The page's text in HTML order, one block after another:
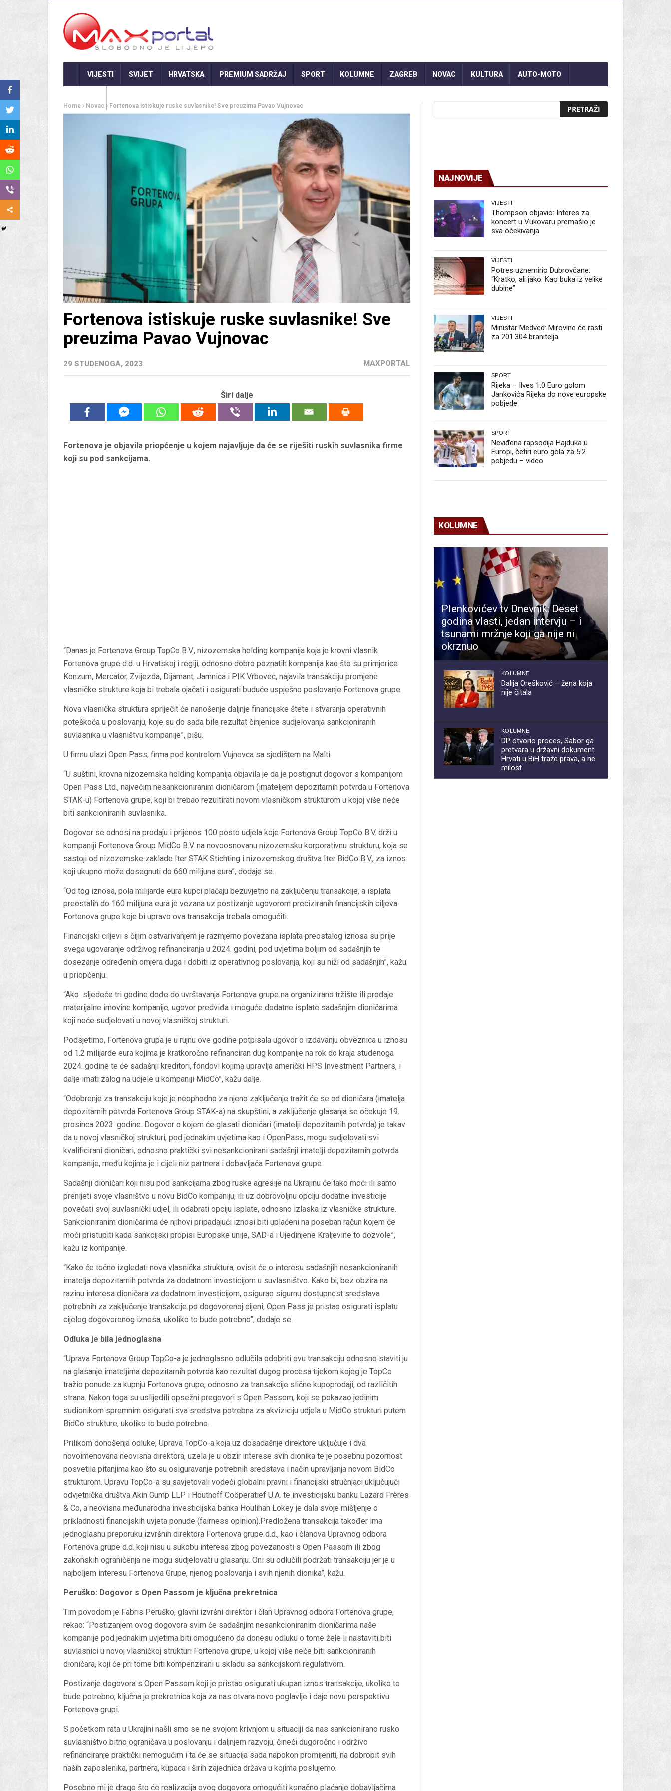
VIJESTI SVIJET HRVATSKA PREMIUM SADRŽAJ SPORT KOLUMNE ZAGREB NOVAC KULTURA AUTO-MOTO
Home Novac Fortenova istiskuje ruske suvlasnike! Sve preuzima Pavao Vujnovac
Fortenova istiskuje ruske suvlasnike! Sve
preuzima Pavao Vujnovac
29 STUDENOGA, 2023 MAXPORTAL
Širi dalje
Fortenova je objavila priopćenje u kojem najavljuje da će se riješiti ruskih suvlasnika firme
koji su pod sankcijama.
“Danas je Fortenova Group TopCo B.V., nizozemska holding kompanija koja je krovni vlasnik
Fortenova grupe d.d. u Hrvatskoj i regiji, odnosno dobro poznatih kompanija kao što su primjerice
Konzum, Mercator, Zvijezda, Dijamant, Jamnica i PIK Vrbovec, najavila transakciju promjene
vlasničke strukture koja bi trebala ojačati i osigurati buduće uspješno poslovanje Fortenova grupe.
Nova vlasnička struktura spriječit će nanošenje daljnje financijske štete i stvaranja operativnih
poteškoća u poslovanju, koje su do sada bile rezultat činjenice sudjelovanja sankcioniranih
suvlasnika u vlasništvu kompanije”, pišu.
U firmu ulazi Open Pass, firma pod kontrolom Vujnovca sa sjedištem na Malti.
“U suštini, krovna nizozemska holding kompanija objavila je da je postignut dogovor s kompanijom
Open Pass Ltd., najvećim nesankcioniranim dioničarom (imateljem depozitarnih potvrda u Fortenova
STAK-u) Fortenova grupe, koji bi trebao rezultirati novom vlasničkom strukturom u kojoj više neće
biti sankcioniranih suvlasnika.
Dogovor se odnosi na prodaju i prijenos 100 posto udjela koje Fortenova Group TopCo B.V. drži u
kompaniji Fortenova Group MidCo B.V. na novoosnovanu nizozemsku korporativnu strukturu, koja se
sastoji od nizozemske zaklade Iter STAK Stichting i nizozemskog društva Iter BidCo B.V., za iznos
koji ukupno može dosegnuti do 660 milijuna eura”, dodaje se.
“Od tog iznosa, pola milijarde eura kupci plaćaju bezuvjetno na zaključenju transakcije, a isplata
preostalih do 160 milijuna eura je vezana uz postizanje ugovorom preciziranih financijskih ciljeva
Fortenova grupe koje bi upravo ova transakcija trebala omogućiti.
Financijski ciljevi s čijim ostvarivanjem je razmjerno povezana isplata preostalog iznosa su prije
svega ugovaranje održivog refinanciranja u 2024. godini, pod uvjetima boljim od sadašnjih te
dosezanje određenih omjera duga i dobiti iz operativnog poslovanja, koji su niži od sadašnjih”, kažu
u priopćenju.
“Ako sljedeće tri godine dođe do uvrštavanja Fortenova grupe na organizirano tržište ili prodaje
materijalne imovine kompanije, ugovor predviđa i moguće dodatne isplate sadašnjim dioničarima
koji neće sudjelovati u novoj vlasničkoj strukturi.
Podsjetimo, Fortenova grupa je u rujnu ove godine potpisala ugovor o izdavanju obveznica u iznosu
od 1.2 milijarde eura kojima je kratkoročno refinanciran dug kompanije na rok do kraja studenoga
2024. godine te će sadašnji kreditori, fondovi kojima upravlja američki HPS Investment Partners, i
dalje imati zalog na udjele u kompaniji MidCo”, kažu dalje.
“Odobrenje za transakciju koje je neophodno za njeno zaključenje tražit će se od dioničara (imatelja
depozitarnih potvrda Fortenova Group STAK-a) na skupštini, a zaključenje glasanja se očekuje 19.
prosinca 2023. godine. Dogovor o kojem će glasati dioničari (imatelji depozitarnih potvrda) je takav
da u novoj vlasničkoj strukturi, pod jednakim uvjetima kao i OpenPass, mogu sudjelovati svi
kvalificirani dioničari, odnosno praktički svi nesankcionirani sadašnji imatelji depozitarnih potvrda
kompanije, među kojima je i cijeli niz partnera i dobavljača Fortenova grupe.
Sadašnji dioničari koji nisu pod sankcijama zbog ruske agresije na Ukrajinu će tako moći ili samo
prenijeti svoje vlasništvo u novu BidCo kompaniju, ili uz dobrovoljnu opciju dodatne investicije
povećati svoj suvlasnički udjel, ili odabrati opciju isplate, odnosno izlaska iz vlasničke strukture.
Sankcioniranim dioničarima će njihovi pripadajući iznosi biti uplaćeni na poseban račun kojem će
moći pristupiti kada sankcijski propisi Europske unije, SAD-a i Ujedinjene Kraljevine to dozvole”,
kažu iz kompanije.
“Kako će točno izgledati nova vlasnička struktura, ovisit će o interesu sadašnjih nesankcioniranih
imatelja depozitarnih potvrda za dodatnom investicijom u suvlasništvo. Kako bi, bez obzira na
razinu interesa dioničara za dodatnom investicijom, osigurao sigurnu dostupnost sredstava
potrebnih za zaključenje transakcije po dogovorenoj cijeni, Open Pass je pristao osigurati isplatu
cijelog dogovorenog iznosa, ukoliko to bude potrebno”, dodaje se.
Odluka je bila jednoglasna
“Uprava Fortenova Group TopCo-a je jednoglasno odlučila odobriti ovu transakciju odnosno staviti ju
na glasanje imateljima depozitarnih potvrda kao rezultat dugog procesa tijekom kojeg je TopCo
tražio ponude za kupnju Fortenova grupe, odnosno za transakcije slične kupoprodaji, od različitih
strana. Nakon toga su uslijedili opsežni pregovori s Open Passom, koji se pokazao jedinim
sudionikom spremnim osigurati sva sredstva potrebna za akviziciju udjela u MidCo strukturi putem
BidCo strukture, ukoliko to bude potrebno.
Prilikom donošenja odluke, Uprava TopCo-a koja uz dosadašnje direktore uključuje i dva
novoimenovana neovisna direktora, uzela je u obzir interese svih dionika te je posebnu pozornost
posvetila pitanjima kao što su osiguravanje potrebnih sredstava i način upravljanja novom BidCo
strukturom. Upravu TopCo-a su savjetovali vodeći globalni pravni i financijski stručnjaci uključujući
odvjetnička društva Akin Gump LLP i Houthoff Coöperatief U.A. te investicijsku banku Lazard Frères
& Co, a neovisna međunarodna investicijska banka Houlihan Lokey je dala svoje mišljenje o
prikladnosti financijskih uvjeta ponude (fairness opinion).Predložena transakcija također ima
jednoglasnu preporuku izvršnih direktora Fortenova grupe d.d., kao i članova Upravnog odbora
Fortenova grupe d.d. koji nisu u sukobu interesa zbog povezanosti s Open Passom ili zbog
zakonskih ograničenja ne mogu sudjelovati u glasanju. Oni su odlučili podržati transakciju jer je u
najboljem interesu Fortenova Grupe, njenog poslovanja i svih njenih dionika”, kažu.
Peruško: Dogovor s Open Passom je ključna prekretnica
Tim povodom je Fabris Peruško, glavni izvršni direktor i član Upravnog odbora Fortenova grupe,
rekao: “Postizanjem ovog dogovora svim će sadašnjim nesankcioniranim dioničarima naše
kompanije pod jednakim uvjetima biti omogućeno da donesu odluku o tome žele li nastaviti biti
suvlasnici u novoj vlasničkoj strukturi Fortenova grupe, u kojoj više neće biti sankcioniranih
dioničara, koji će pri tome biti kompenzirani u skladu sa sankcijskom regulativom.
Postizanje dogovora s Open Passom koji je pristao osigurati ukupan iznos transakcije, ukoliko to
bude potrebno, ključna je prekretnica koja za nas otvara novo poglavlje i daje novu perspektivu
Fortenova grupi.
S početkom rata u Ukrajini našli smo se ne svojom krivnjom u situaciji da nas sankcionirano rusko
suvlasništvo bitno ograničava u poslovanju i daljnjem razvoju, čineći dugoročno i održivo
refinanciranje praktički nemogućim i ta će se situacija sada napokon promijeniti, na dobrobit svih
naših zaposlenika, partnera, kupaca i širih zajednica država u kojima poslujemo.
Posebno mi je drago što će realizacija ovog dogovora omogućiti konačno plaćanje dobavljačima
NAJNOVIJE
VIJESTI
Thompson objavio: Interes za
koncert u Vukovaru premašio je
sva očekivanja
VIJESTI
Potres uznemirio Dubrovčane:
“Kratko, ali jako. Kao buka iz velike
dubine”
VIJESTI
Ministar Medved: Mirovine će rasti
za 201.304 branitelja
SPORT
Rijeka – Ilves 1:0 Euro golom
Jankovića Rijeka do nove europske
pobjede
SPORT
Neviđena rapsodija Hajduka u
Europi, četiri euro gola za 5:2
pobjedu – video
KOLUMNE
Plenkovićev tv Dnevnik: Deset
godina vlasti, jedan intervju – i
tsunami mržnje koji ga nije ni
okrznuo
KOLUMNE
Dalija Orešković – žena koja
nije čitala
KOLUMNE
DP otvorio proces, Sabor ga
pretvara u državni dokument:
Hrvati u BiH traže prava, a ne
milost